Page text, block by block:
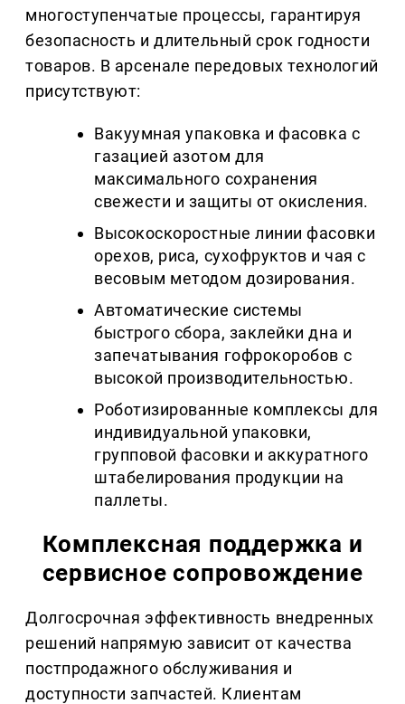
многоступенчатые процессы, гарантируя
безопасность и длительный срок годности
товаров. В арсенале передовых технологий
присутствуют:
Вакуумная упаковка и фасовка с
газацией азотом для
максимального сохранения
свежести и защиты от окисления.
Высокоскоростные линии фасовки
орехов, риса, сухофруктов и чая с
весовым методом дозирования.
Автоматические системы
быстрого сбора, заклейки дна и
запечатывания гофрокоробов с
высокой производительностью.
Роботизированные комплексы для
индивидуальной упаковки,
групповой фасовки и аккуратного
штабелирования продукции на
паллеты.
Комплексная поддержка и
сервисное сопровождение
Долгосрочная эффективность внедренных
решений напрямую зависит от качества
постпродажного обслуживания и
доступности запчастей. Клиентам